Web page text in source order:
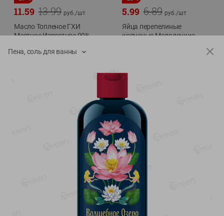
13.99
11.59 руб./шт
Масло Топленое ГХИ
Местное Известное 99%
6.89
5.99 руб./шт
Яйца перепелиные
копченые Молодецкие
Показано 1-14 из 79
Показать 15-28 из 79
Пена, соль для ванны